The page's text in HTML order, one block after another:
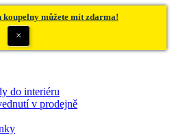
můžete mít zdarma!
×
do interiéru
v prodejně